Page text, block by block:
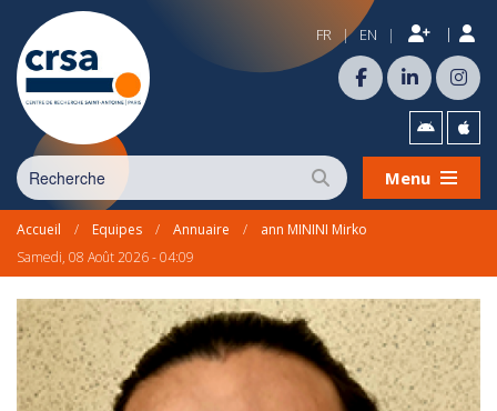
FR | EN | |
Menu
Accueil / Equipes / Annuaire /
ann MININI Mirko
Samedi, 08 Août 2026 - 04:09